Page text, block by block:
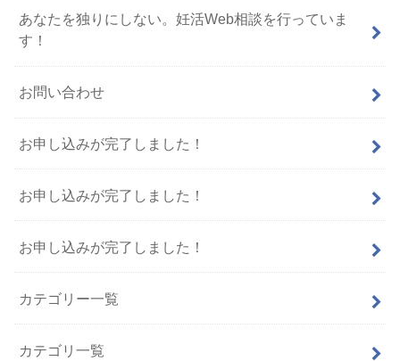
あなたを独りにしない。妊活Web相談を行っていま
す！
お問い合わせ
お申し込みが完了しました！
お申し込みが完了しました！
お申し込みが完了しました！
カテゴリー一覧
カテゴリ一覧